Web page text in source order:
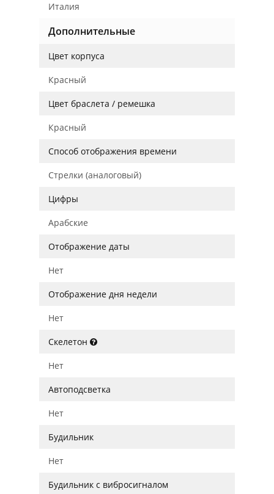
Италия
Дополнительные
Цвет корпуса
Красный
Цвет браслета / ремешка
Красный
Способ отображения времени
Стрелки (аналоговый)
Цифры
Арабские
Отображение даты
Нет
Отображение дня недели
Нет
Скелетон
Нет
Автоподсветка
Нет
Будильник
Нет
Будильник с вибросигналом